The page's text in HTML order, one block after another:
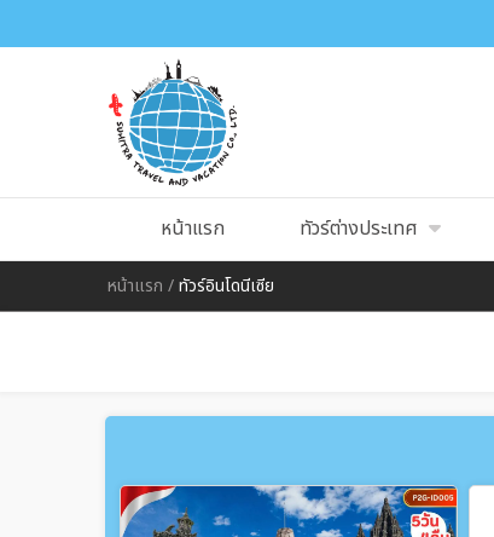
หน้าแรก ทัวร์ต่างประเทศ
หน้าแรก /ทัวร์อินโดนีเซีย